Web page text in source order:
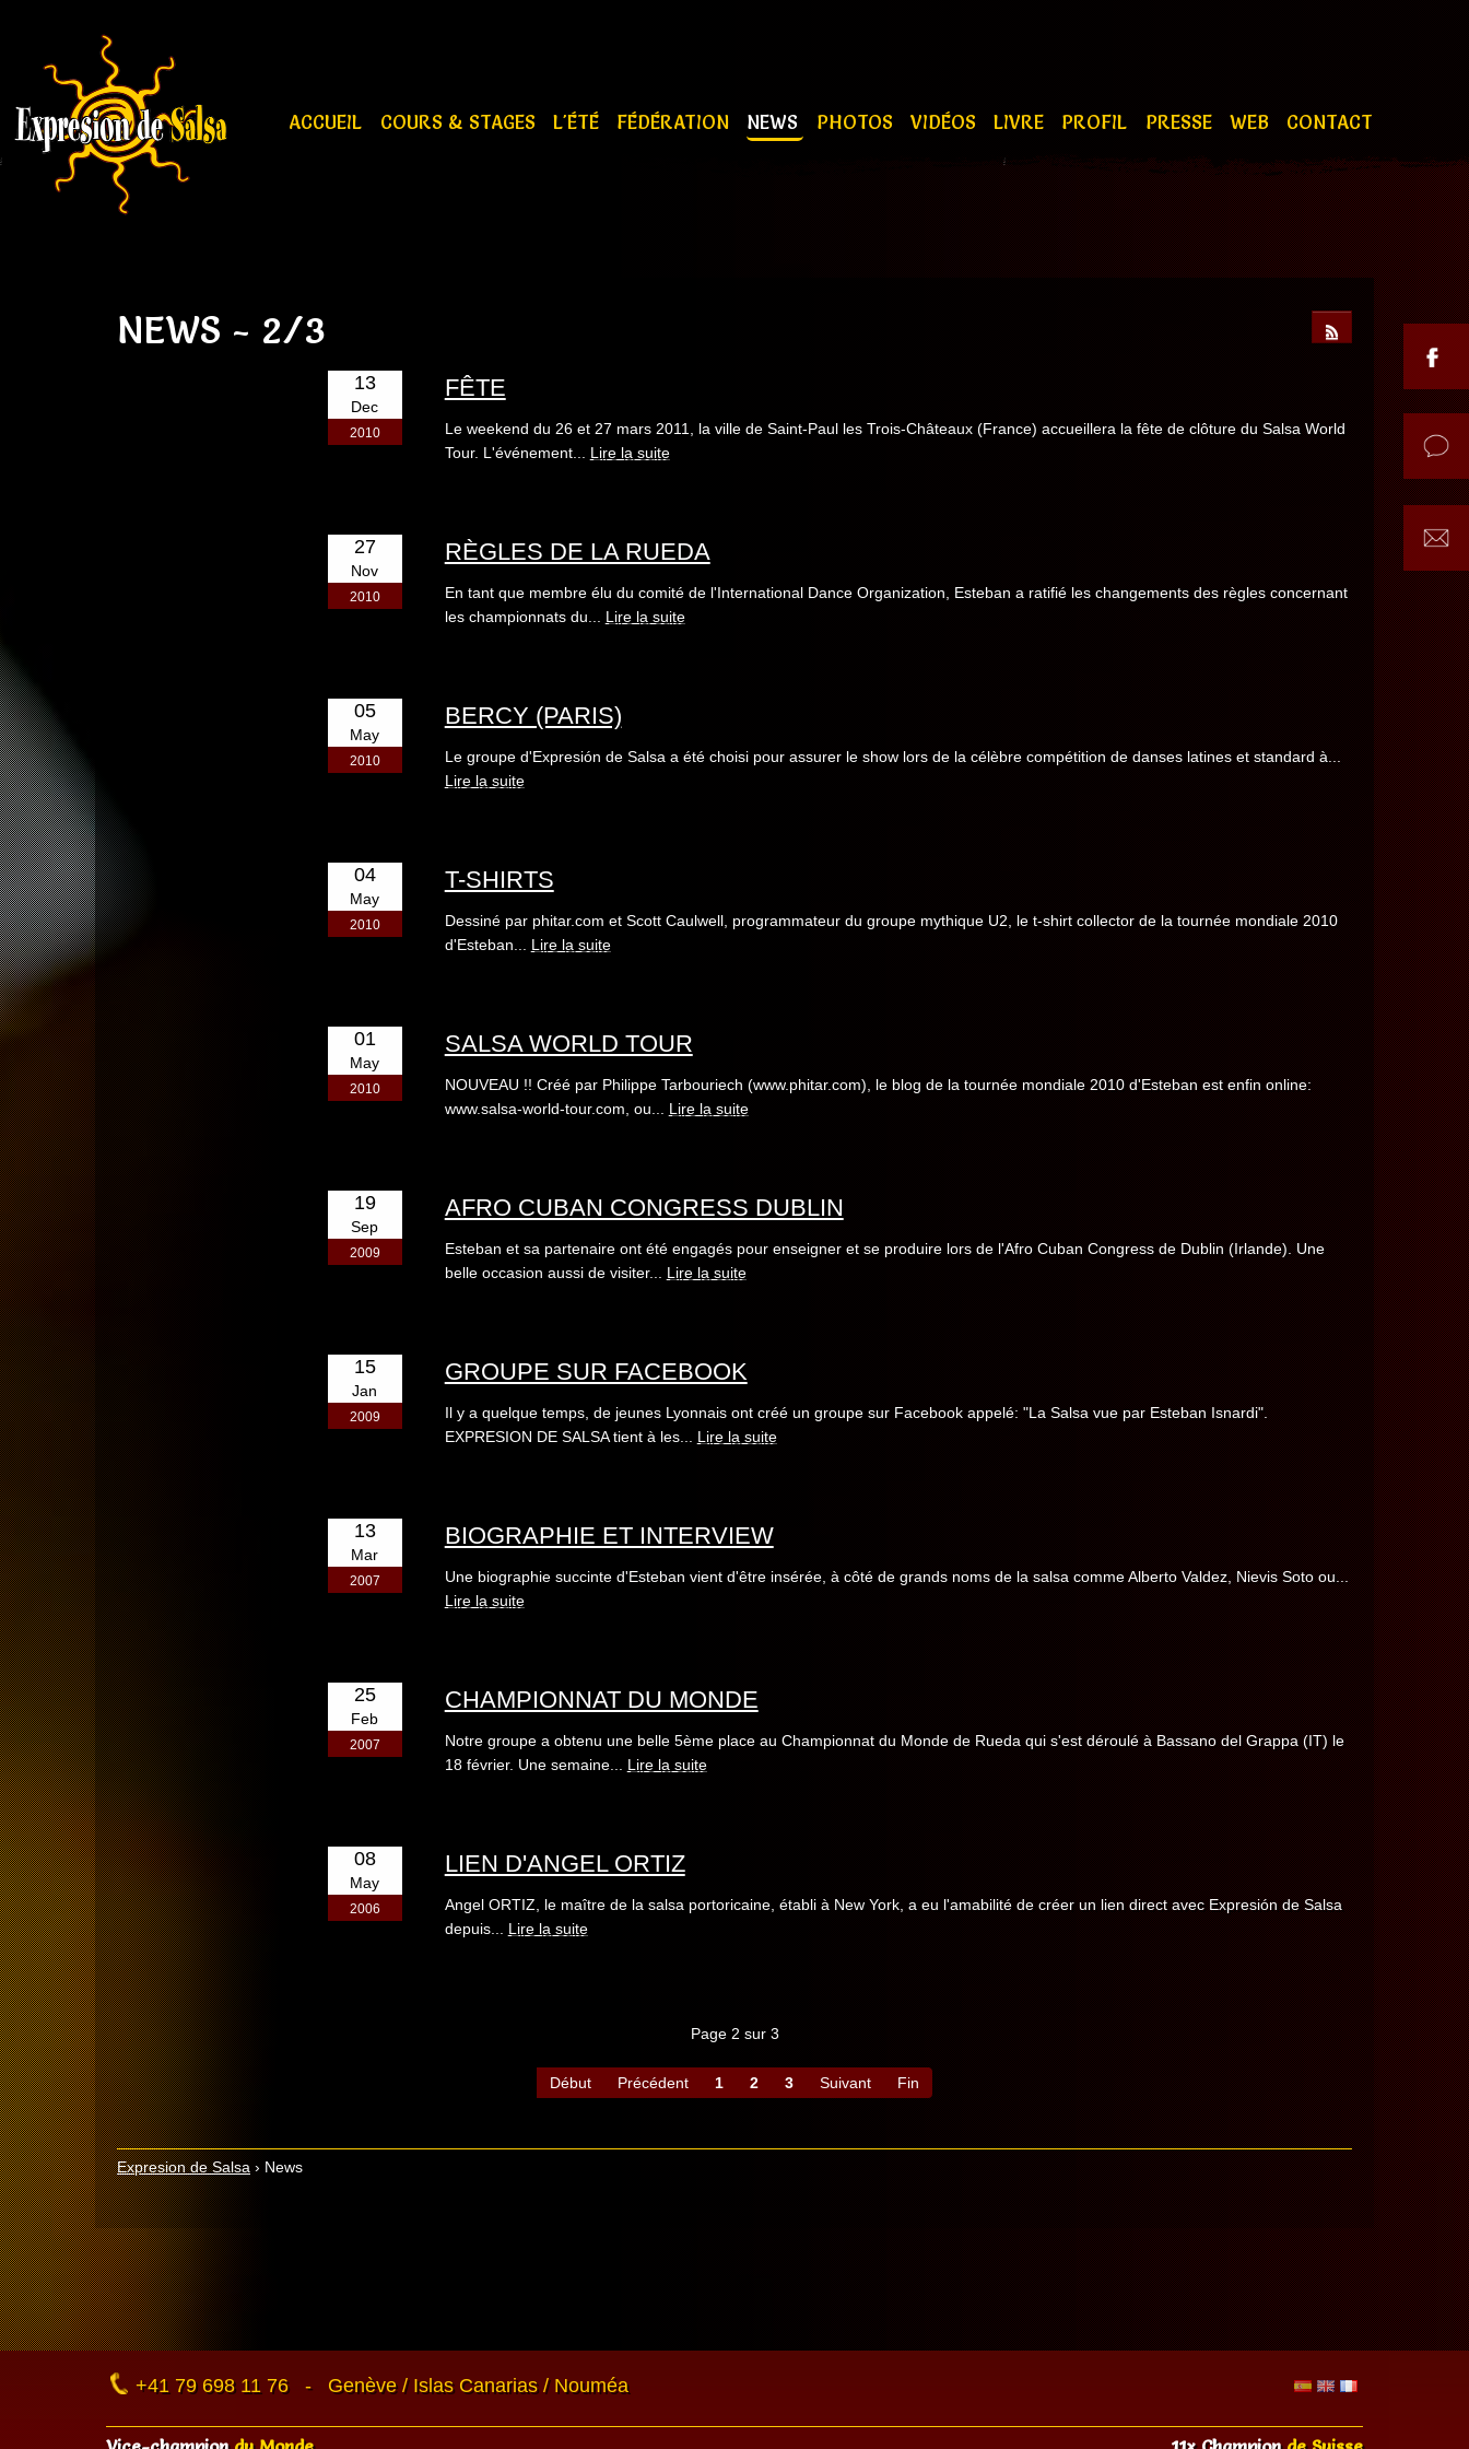
ACCUEIL COURS & STAGES L'ÉTÉ FÉDÉRATION NEWS PHOTOS VIDÉOS LIVRE PROFIL PRESSE WEB CONTACT
NEWS - 2/3
13
Dec
2010
FÊTE
Le weekend du 26 et 27 mars 2011, la ville de Saint-Paul les Trois-Châteaux (France) accueillera la fête de clôture du Salsa World
Tour. L'événement... Lire la suite
27
Nov
2010
RÈGLES DE LA RUEDA
En tant que membre élu du comité de l'International Dance Organization, Esteban a ratifié les changements des règles concernant
les championnats du... Lire la suite
05
May
2010
BERCY (PARIS)
Le groupe d'Expresión de Salsa a été choisi pour assurer le show lors de la célèbre compétition de danses latines et standard à...
Lire la suite
04
May
2010
T-SHIRTS
Dessiné par phitar.com et Scott Caulwell, programmateur du groupe mythique U2, le t-shirt collector de la tournée mondiale 2010
d'Esteban... Lire la suite
01
May
2010
SALSA WORLD TOUR
NOUVEAU !! Créé par Philippe Tarbouriech (www.phitar.com), le blog de la tournée mondiale 2010 d'Esteban est enfin online:
www.salsa-world-tour.com, ou... Lire la suite
19
Sep
2009
AFRO CUBAN CONGRESS DUBLIN
Esteban et sa partenaire ont été engagés pour enseigner et se produire lors de l'Afro Cuban Congress de Dublin (Irlande). Une
belle occasion aussi de visiter... Lire la suite
15
Jan
2009
GROUPE SUR FACEBOOK
Il y a quelque temps, de jeunes Lyonnais ont créé un groupe sur Facebook appelé: "La Salsa vue par Esteban Isnardi".
EXPRESION DE SALSA tient à les... Lire la suite
13
Mar
2007
BIOGRAPHIE ET INTERVIEW
Une biographie succinte d'Esteban vient d'être insérée, à côté de grands noms de la salsa comme Alberto Valdez, Nievis Soto ou...
Lire la suite
25
Feb
2007
CHAMPIONNAT DU MONDE
Notre groupe a obtenu une belle 5ème place au Championnat du Monde de Rueda qui s'est déroulé à Bassano del Grappa (IT) le
18 février. Une semaine... Lire la suite
08
May
2006
LIEN D'ANGEL ORTIZ
Angel ORTIZ, le maître de la salsa portoricaine, établi à New York, a eu l'amabilité de créer un lien direct avec Expresión de Salsa
depuis... Lire la suite
Page 2 sur 3
Début Précédent 1 2 3 Suivant Fin
Expresion de Salsa › News
+41 79 698 11 76 - Genève / Islas Canarias / Nouméa